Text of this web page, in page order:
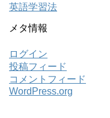
英語学習法
メタ情報
ログイン
投稿フィード
コメントフィード
WordPress.org